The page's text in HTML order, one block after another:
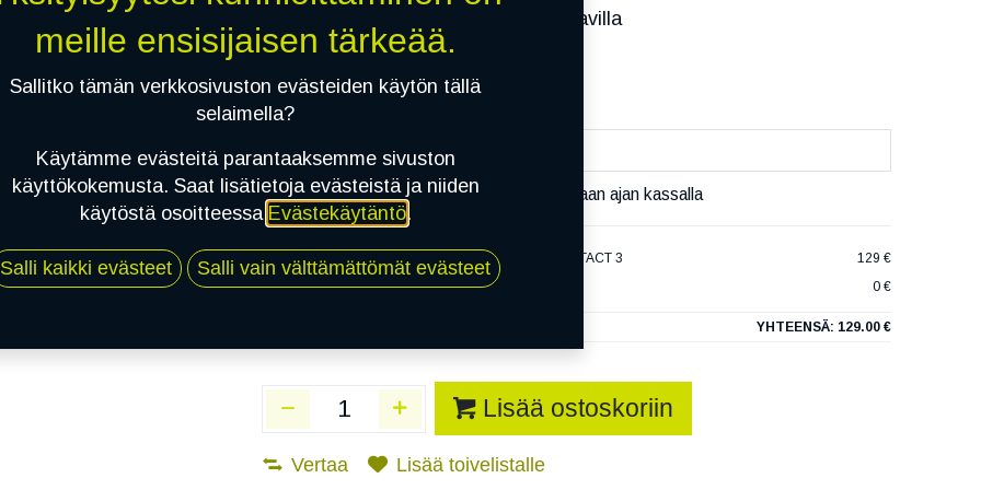
Saatavilla
Toimitusaika:3 arkipäivää
Asennuspalvelu
Mikäli valitset asennuksen, pääset varaamaan ajan kassalla
1 X 155/60R15 74T CONTINENTAL CONTIECOCONTACT 3
129 €
EI ASENNUSTA
0 €
YHTEENSÄ: 129.00 €
Lisää ostoskoriin
Vertaa Lisää toivelistalle
meille ensisijaisen tärkeää.
Sallitko tämän verkkosivuston evästeiden käytön tällä
selaimella?
Käytämme evästeitä parantaaksemme sivuston
käyttökokemusta. Saat lisätietoja evästeistä ja niiden
käytöstä osoitteessa Evästekäytäntö.
Salli kaikki evästeet Salli vain välttämättömät evästeet